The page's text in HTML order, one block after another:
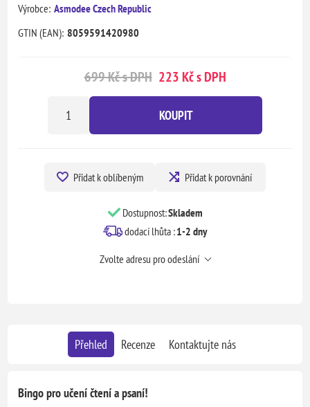
Výrobce: Asmodee Czech Republic
GTIN (EAN): 8059591420980
699 Kč s DPH 223 Kč s DPH
KOUPIT
Přidat k oblíbeným Přidat k porovnání
Dostupnost:Skladem
dodací lhůta :1-2 dny
Zvolte adresu pro odeslání
Přehled Recenze Kontaktujte nás
Bingo pro učení čtení a psaní!